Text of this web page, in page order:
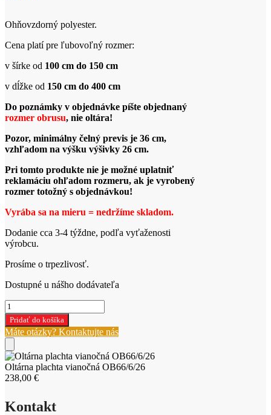
Ohňovzdorný polyester.
Cena platí pre ľubovoľný rozmer:
v šírke od 100 cm do 150 cm
v dĺžke od 150 cm do 400 cm
Do poznámky v objednávke píšte objednaný
rozmer obrusu, nie oltára!
Pozor, minimálny čelný previs je 36 cm,
vzhľadom na výšku výšivky 26 cm.
Pri tomto produkte nie je možné uplatniť
reklamáciu ohľadom rozmeru, ak je vyrobený
rozmer totožný s objednávkou!
Vyrába sa na mieru = nedržíme skladom.
Dodanie cca 3-4 týždne, podľa vyťaženosti
výrobcu.
Prosíme o trpezlivosť.
Dostupné u nášho dodávateľa
množstvo
Oltárna
plachta
vianočná
OB66/6/26
Pridať do košíka
Máte otázky? Kontaktujte nás
Oltárna plachta vianočná OB66/6/26
238,00 €
Kontakt